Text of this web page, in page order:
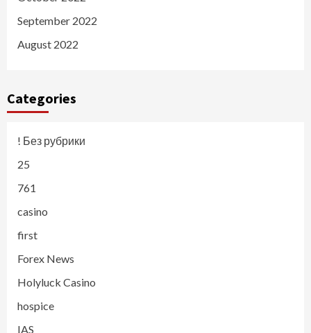
September 2022
August 2022
Categories
! Без рубрики
25
761
casino
first
Forex News
Holyluck Casino
hospice
IAS